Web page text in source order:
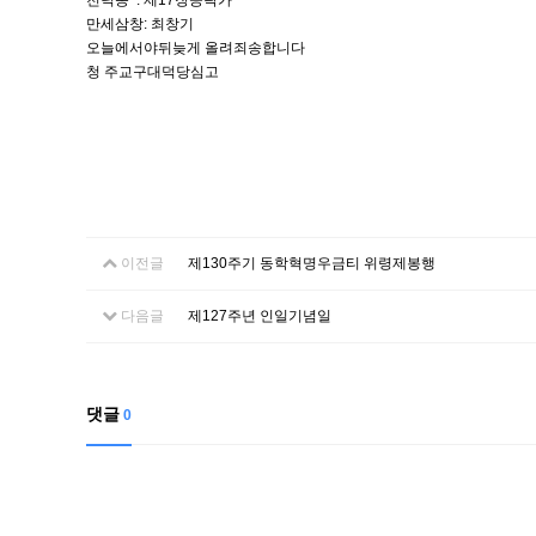
만세삼창: 최창기
오늘에서야뒤늦게 올려죄송합니다
청 주교구대덕당심고
이전글 제130주기 동학혁명우금티 위령제봉행
다음글 제127주년 인일기념일
댓글 0